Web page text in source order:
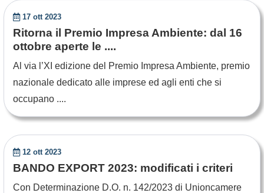
17 ott 2023
Ritorna il Premio Impresa Ambiente: dal 16
ottobre aperte le ....
Al via l’XI edizione del Premio Impresa Ambiente, premio
nazionale dedicato alle imprese ed agli enti che si
occupano ....
12 ott 2023
BANDO EXPORT 2023: modificati i criteri
Con Determinazione D.O. n. 142/2023 di Unioncamere